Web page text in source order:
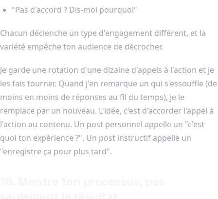
"Pas d'accord ? Dis-moi pourquoi"
Chacun déclenche un type d'engagement différent, et la
variété empêche ton audience de décrocher.
Je garde une rotation d'une dizaine d'appels à l'action et je
les fais tourner. Quand j'en remarque un qui s'essouffle (de
moins en moins de réponses au fil du temps), je le
remplace par un nouveau. L'idée, c'est d'accorder l'appel à
l'action au contenu. Un post personnel appelle un "c'est
quoi ton expérience ?". Un post instructif appelle un
"enregistre ça pour plus tard".